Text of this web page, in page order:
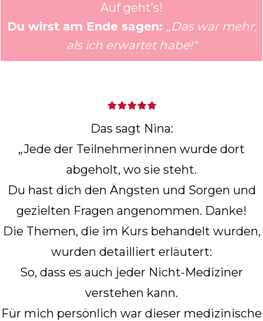
Auf geht’s!
Du wirst am Ende sagen: „Das war mehr,
als ich erwartet habe!“
Das sagt Nina:
„Jede der Teilnehmerinnen wurde dort
abgeholt, wo sie steht.
Du hast dich den Ängsten und Sorgen und
gezielten Fragen angenommen. Danke!
Die Themen, die im Kurs behandelt wurden,
wurden detailliert erläutert:
So, dass es auch jeder Nicht-Mediziner
verstehen kann.
Für mich persönlich war dieser medizinische